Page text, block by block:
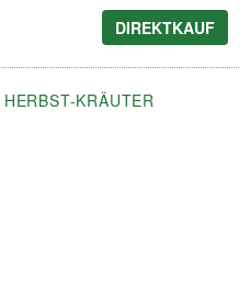
DIREKTKAUF